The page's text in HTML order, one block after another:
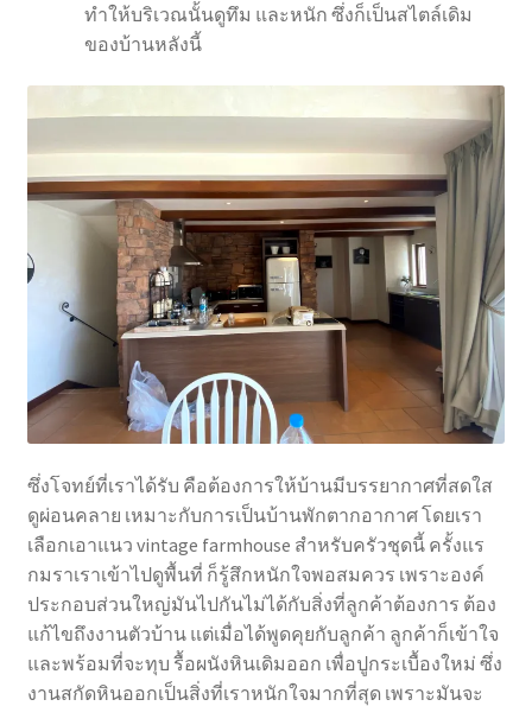
ทำให้บริเวณนั้นดูทึม และหนัก ซึ่งก็เป็นสไตล์เดิม
ของบ้านหลังนี้
ซึ่งโจทย์ที่เราได้รับ คือต้องการให้บ้านมีบรรยากาศที่สดใส
ดูผ่อนคลาย เหมาะกับการเป็นบ้านพักตากอากาศ โดยเรา
เลือกเอาแนว vintage farmhouse สำหรับครัวชุดนี้ ครั้งแร
กมราเราเข้าไปดูพื้นที่ ก็รู้สึกหนักใจพอสมควร เพราะองค์
ประกอบส่วนใหญ่มันไปกันไม่ได้กับสิ่งที่ลูกค้าต้องการ ต้อง
แก้ไขถึงงานตัวบ้าน แต่เมื่อได้พูดคุยกับลูกค้า ลูกค้าก็เข้าใจ
และพร้อมที่จะทุบ รื้อผนังหินเดิมออก เพื่อปูกระเบื้องใหม่ ซึ่ง
งานสกัดหินออกเป็นสิ่งที่เราหนักใจมากที่สุด เพราะมันจะ